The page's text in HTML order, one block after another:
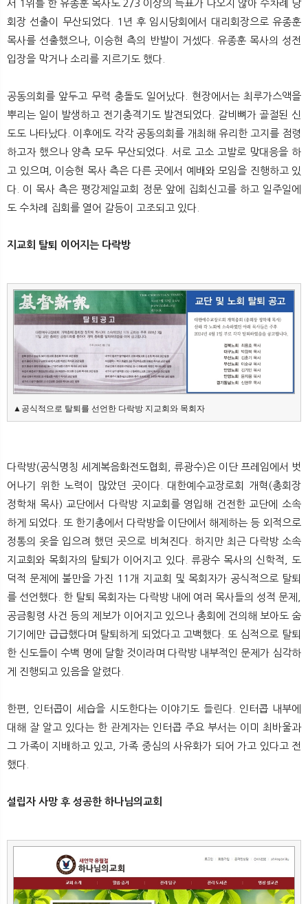
서 1위를 한 유종훈 목사도 2/3 이상의 득표가 나오지 않아 수차례 당
회장 선출이 무산되었다. 1년 후 임시당회에서 대리회장으로 유종훈
목사를 선출했으나, 이승현 측의 반발이 거셌다. 유종훈 목사의 성전
입장을 막거나 소리를 지르기도 했다.
공동의회를 앞두고 무력 충돌도 일어났다. 현장에서는 최루가스액을
뿌리는 일이 발생하고 전기충격기도 발견되었다. 갈비뼈가 골절된 신
도도 나타났다. 이후에도 각각 공동의회를 개최해 유리한 고지를 점령
하고자 했으나 양측 모두 무산되었다. 서로 고소 고발로 맞대응을 하
고 있으며, 이승현 목사 측은 다른 곳에서 예배와 모임을 진행하고 있
다. 이 목사 측은 평강제일교회 정문 앞에 집회신고를 하고 일주일에
도 수차례 집회를 열어 갈등이 고조되고 있다.
지교회 탈퇴 이어지는 다락방
▲공식적으로 탈퇴를 선언한 다락방 지교회와 목회자
다락방(공식명칭 세계복음화전도협회, 류광수)은 이단 프레임에서 벗
어나기 위한 노력이 많았던 곳이다. 대한예수교장로회 개혁(총회장
정학채 목사) 교단에서 다락방 지교회를 영입해 건전한 교단에 소속
하게 되었다. 또 한기총에서 다락방을 이단에서 해제하는 등 외적으로
정통의 옷을 입으려 했던 곳으로 비쳐진다. 하지만 최근 다락방 소속
지교회와 목회자의 탈퇴가 이어지고 있다. 류광수 목사의 신학적, 도
덕적 문제에 불만을 가진 11개 지교회 및 목회자가 공식적으로 탈퇴
를 선언했다. 한 탈퇴 목회자는 다락방 내에 여러 목사들의 성적 문제,
공금횡령 사건 등의 제보가 이어지고 있으나 총회에 건의해 보아도 숨
기기에만 급급했다며 탈퇴하게 되었다고 고백했다. 또 심적으로 탈퇴
한 신도들이 수백 명에 달할 것이라며 다락방 내부적인 문제가 심각하
게 진행되고 있음을 알렸다.
한편, 인터콥이 세습을 시도한다는 이야기도 들린다. 인터콥 내부에
대해 잘 알고 있다는 한 관계자는 인터콥 주요 부서는 이미 최바울과
그 가족이 지배하고 있고, 가족 중심의 사유화가 되어 가고 있다고 전
했다.
설립자 사망 후 성공한 하나님의교회